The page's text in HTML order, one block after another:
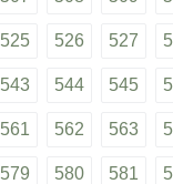
525 526 527
543 544 545
561 562 563
579 580 581